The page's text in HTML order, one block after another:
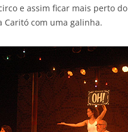
e assim ficar mais perto
Caritó com uma galinha.